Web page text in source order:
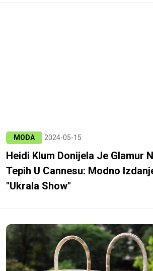
MODA 2024-05-15
Heidi Klum Donijela Je Glamur
Tepih U Cannesu: Modno
"ukrala Show"